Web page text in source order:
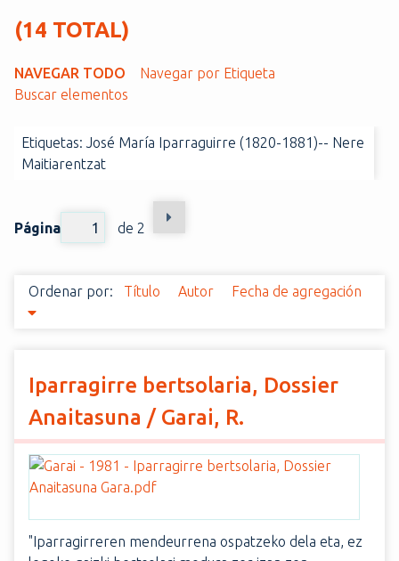
(14 TOTAL)
NAVEGAR TODO
Navegar por Etiqueta
Buscar elementos
Etiquetas: José María Iparraguirre (1820-1881)-- Nere
Maitiarentzat
Página de 2
Ordenar por: Título Autor Fecha de agregación
Iparragirre bertsolaria, Dossier
Anaitasuna / Garai, R.
"Iparragirreren mendeurrena ospatzeko dela eta, ez